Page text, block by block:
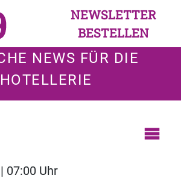
NEWSLETTER
BESTELLEN
NEWS FÜR DIE
HOTELLERIE
07:00 Uhr